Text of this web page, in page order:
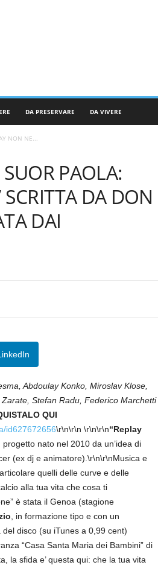
DA PRESERVARE DA VIVERE
NON NE...
PAOLA:
DA DON
DAI
Abdoulay Konko, Miroslav Klose,
Stefan Radu, Federico Marchetti
QUI
id627672656\r\n\r\n \r\n\r\n“Replay
progetto nato nel 2010 da un’idea di
(ex dj e animatore).\r\n\r\nMusica e
quelli delle curve e delle
alla tua vita che cosa ti
è stata il Genoa (stagione
, in formazione tipo e con un
disco (su iTunes a 0,99 cent)
“Casa Santa Maria dei Bambini” di
la sfida e’ questa qui: che la tua vita